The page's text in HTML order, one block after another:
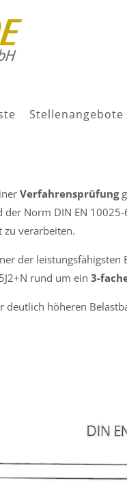
Stellenangebote
Verfahrensprüfung
Norm DIN EN
zu verarbeiten.
der leistungsfähigsten
rund um ein 3-
höheren